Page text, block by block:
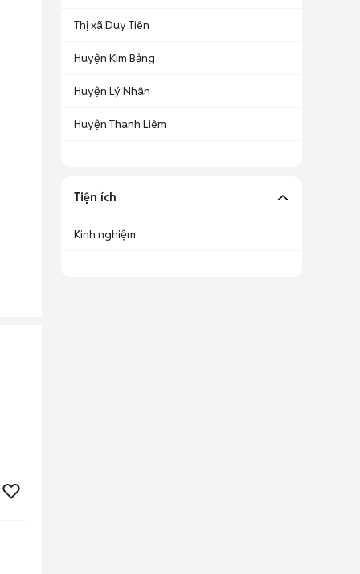
Thị xã Duy Tiên
Huyện Kim Bảng
Huyện Lý Nhân
Huyện Thanh Liêm
Tiện ích
Kinh nghiệm